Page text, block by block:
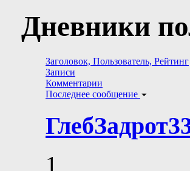
Дневники
Заголовок, Пользователь, Рейтинг
Записи
Комментарии
Последнее сообщение
1